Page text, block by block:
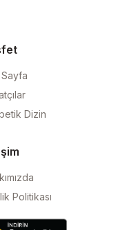
Dizin
Politikası